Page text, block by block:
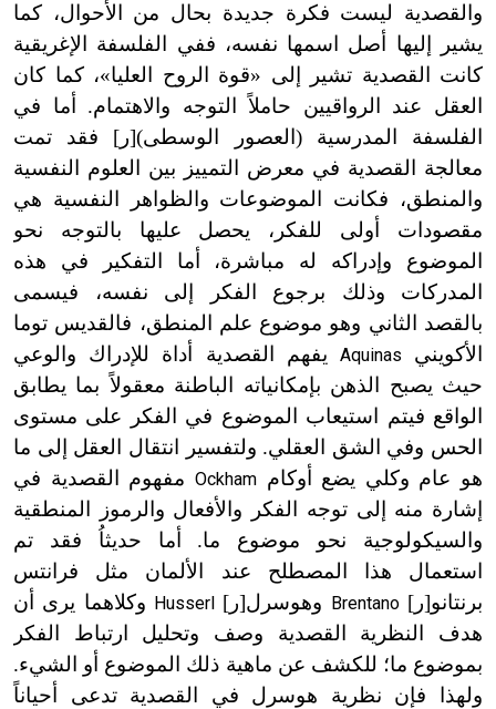
والقصدية ليست فكرة جديدة بحال من الأحوال، كما
يشير إليها أصل اسمها نفسه، ففي الفلسفة الإغريقية
كانت القصدية تشير إلى «قوة الروح العليا»، كما كان
العقل عند الرواقيين حاملاً التوجه والاهتمام. أما في
الفلسفة المدرسية (العصور الوسطى)[ر] فقد تمت
معالجة القصدية في معرض التمييز بين العلوم النفسية
والمنطق، فكانت الموضوعات والظواهر النفسية هي
مقصودات أولى للفكر، يحصل عليها بالتوجه نحو
الموضوع وإدراكه له مباشرة، أما التفكير في هذه
المدركات وذلك برجوع الفكر إلى نفسه، فيسمى
بالقصد الثاني وهو موضوع علم المنطق، فالقديس توما
الأكويني Aquinas يفهم القصدية أداة للإدراك والوعي
حيث يصبح الذهن بإمكانياته الباطنة معقولاً بما يطابق
الواقع فيتم استيعاب الموضوع في الفكر على مستوى
الحس وفي الشق العقلي. ولتفسير انتقال العقل إلى ما
هو عام وكلي يضع أوكامOckham مفهوم القصدية في
إشارة منه إلى توجه الفكر والأفعال والرموز المنطقية
والسيكولوجية نحو موضوع ما. أما حديثاُ فقد تم
استعمال هذا المصطلح عند الألمان مثل فرانتس
برنتانو[ر]Brentano وهوسرل[ر] Husserl وكلاهما يرى أن
هدف النظرية القصدية وصف وتحليل ارتباط الفكر
بموضوع ما؛ للكشف عن ماهية ذلك الموضوع أو الشيء.
ولهذا فإن نظرية هوسرل في القصدية تدعى أحياناً